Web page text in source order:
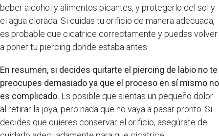
beber alcohol y alimentos picantes, y protegerlo del sol y
el agua clorada. Si cuidas tu orificio de manera adecuada,
es probable que cicatrice correctamente y puedas volver
a poner tu piercing donde estaba antes.
En resumen, si decides quitarte el piercing de labio no te
preocupes demasiado ya que el proceso en sí mismo no
es complicado. Es posible que sientas un pequeño dolor
al retirar la joya, pero nada que no vaya a pasar pronto. Si
decides que quieres conservar el orificio, asegúrate de